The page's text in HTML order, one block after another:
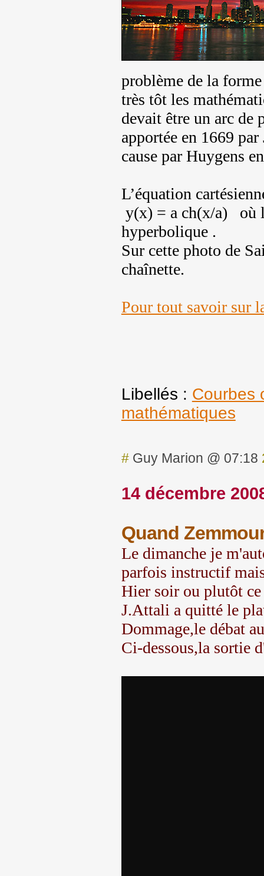
problème de la
très tôt les
devait être un arc de
apportée en 1669
cause par Huygens
L’équation
y(x) = a ch(x/a) où
hyperbolique .
Sur cette photo de
chaînette.
Pour tout savoir sur
Libellés : Courbes
mathématiques
#Guy Marion @ 07:18
14 décembre
Quand
Le dimanche je
parfois instructif
Hier soir ou plutôt
J.Attali a quitté le
Dommage,le débat
Ci-dessous,la sortie